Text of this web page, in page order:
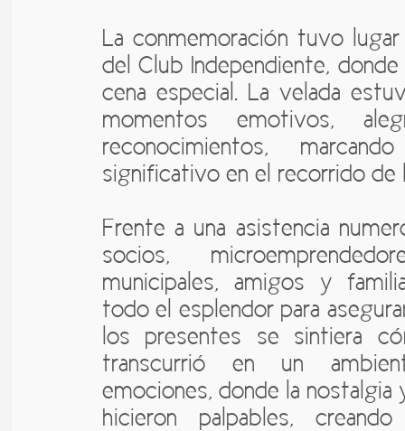
La conmemoración tuvo
del Club Independiente,
cena especial. La velada
momentos emotivos,
reconocimientos,
significativo en el recorrido de
Frente a una asistencia
socios,
municipales, amigos y
todo el esplendor para
los presentes se sintiera
transcurrió en un
emociones, donde la nostalgia
hicieron palpables,